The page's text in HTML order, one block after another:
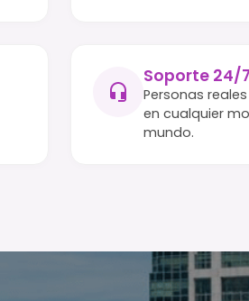
Soporte 24/7
Personas
en cualquier
mundo.